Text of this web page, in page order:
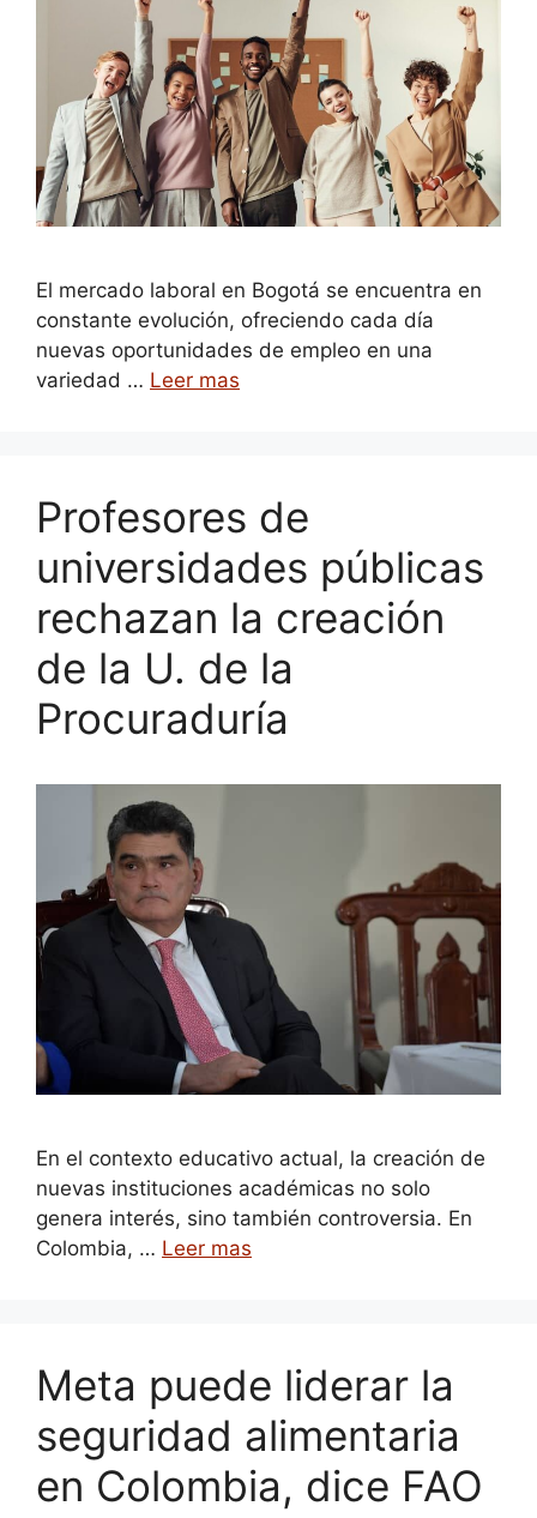
El mercado laboral en Bogotá se encuentra en
constante evolución, ofreciendo cada día
nuevas oportunidades de empleo en una
variedad … Leer mas
Profesores de
universidades públicas
rechazan la creación
de la U. de la
Procuraduría
En el contexto educativo actual, la creación de
nuevas instituciones académicas no solo
genera interés, sino también controversia. En
Colombia, … Leer mas
Meta puede liderar la
seguridad alimentaria
en Colombia, dice FAO